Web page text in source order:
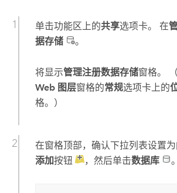
单击功能区上的共享选项卡。 在
据存储
。
将显示管理注册数据存储窗格。
Web 图层窗格的常规选项卡上的
格。）
在窗格顶部，确认下拉列表设置为
添加按钮 ，然后单击数据库 。